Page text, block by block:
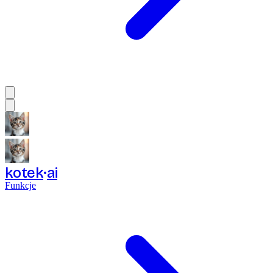
kotek ai
Funkcje